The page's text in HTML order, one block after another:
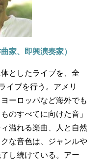
家、即興演奏家）
としたライブを、全
イブを行う。アメリ
ーロッパなど海外でも
のすべてに向けた音」
溢れる楽曲、人と自然
な音色は、ジャンルや
し続けている。アー